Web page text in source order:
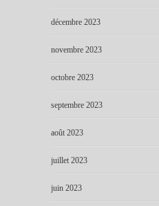
décembre 2023
novembre 2023
octobre 2023
septembre 2023
août 2023
juillet 2023
juin 2023